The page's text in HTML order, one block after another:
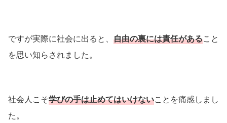
ですが実際に社会に出ると、 自由の裏には責任があること
を思い知らされました。
社会人こそ学びの手は止めてはいけないことを痛感しまし
た。